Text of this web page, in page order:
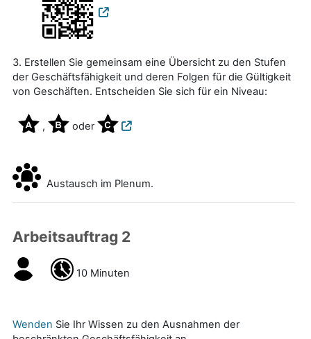
3. Erstellen Sie gemeinsam eine Übersicht zu den Stufen
der Geschäftsfähigkeit und deren Folgen für die Gültigkeit
von Geschäften. Entscheiden Sie sich für ein Niveau:
, oder
Austausch im Plenum.
Arbeitsauftrag 2
10 Minuten
Wenden Sie Ihr Wissen zu den Ausnahmen der